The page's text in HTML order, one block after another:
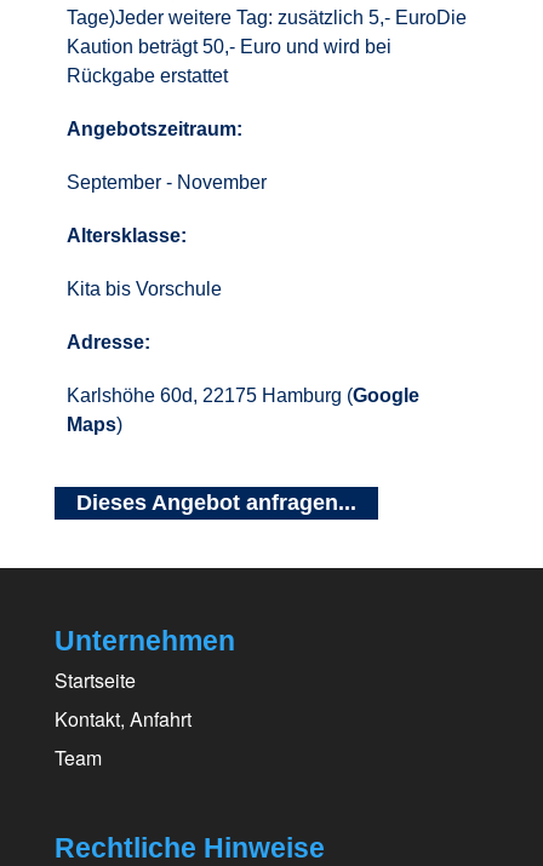
Tage)Jeder weitere Tag: zusätzlich 5,- EuroDie
Kaution beträgt 50,- Euro und wird bei
Rückgabe erstattet
Angebotszeitraum:
September - November
Altersklasse:
Kita bis Vorschule
Adresse:
Karlshöhe 60d, 22175 Hamburg (Google
Maps)
Dieses Angebot anfragen...
Unternehmen
Startseite
Kontakt, Anfahrt
Team
Rechtliche Hinweise